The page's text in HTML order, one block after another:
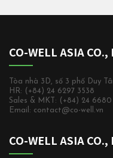
CO-WELL ASIA CO.,
Tòa nhà 3D, số 3 phố Duy
HR: (+84) 24 6297 3538
Sales & MKT: (+84) 24 6680
Email: contact@co-well.vn
CO-WELL ASIA CO.,